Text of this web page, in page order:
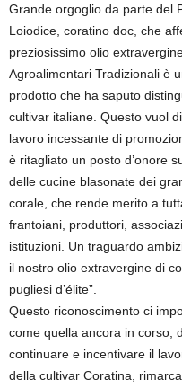
Grande orgoglio da parte del
Loiodice, coratino doc, che
preziosissimo olio
Agroalimentari Tradizionali è
prodotto che ha saputo
cultivar italiane. Questo vuol
lavoro incessante di
è ritagliato un posto d’onore
delle cucine blasonate dei
corale, che rende merito a
frantoiani, produttori,
istituzioni. Un traguardo
il nostro olio extravergine di
pugliesi d’élite”.
Questo riconoscimento ci
come quella ancora in corso,
continuare e incentivare il
della cultivar Coratina,